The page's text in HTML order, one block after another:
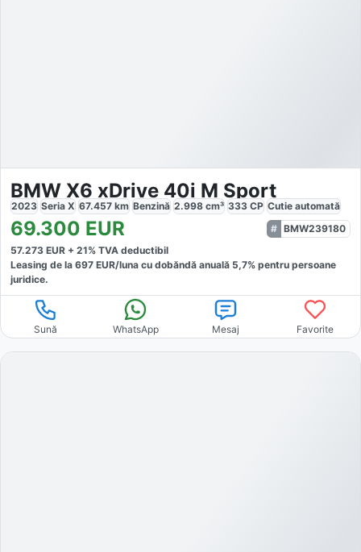
BMW X6 xDrive 40i M Sport
2023 Seria X 67.457 km Benzină 2.998 cm³ 333 CP Cutie automată
69.300 EUR
BMW239180
57.273 EUR + 21% TVA deductibil
Leasing de la 697 EUR/luna cu dobăndă anuală 5,7% pentru persoane
juridice.
Sună WhatsApp Mesaj Favorite